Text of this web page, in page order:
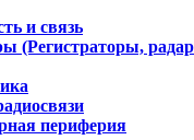
и связь
(Регистраторы,
периферия